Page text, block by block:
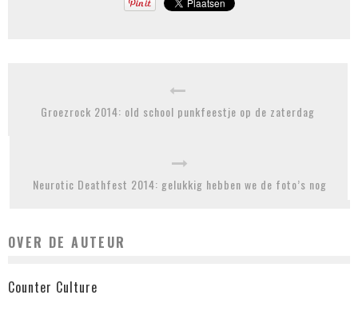
Groezrock 2014: old school punkfeestje op de zaterdag
Neurotic Deathfest 2014: gelukkig hebben we de foto’s nog
OVER DE AUTEUR
Counter Culture